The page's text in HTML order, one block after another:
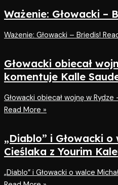
Ważenie: Głowacki –
Ważenie: Głowacki – Briedis!
Głowacki obiecał
komentuje Kalle
Głowacki obiecał wojnę w
Read More »
„Diablo” i Głowacki o
Cieślaka z Yourim
„Diablo” i Głowacki o walce